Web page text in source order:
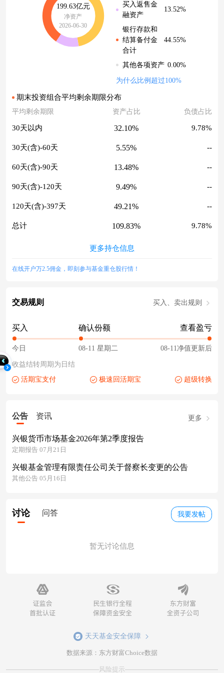
199.63亿元
净资产
2026-06-30
买入返售金
融资产
13.52%
银行存款和
结算备付金
合计
44.55%
其他各项资产 0.00%
为什么比例超过100%
期末投资组合平均剩余期限分布
平均剩余期限 资产占比 负债占比
30天以内 32.10% 9.78%
30天(含)-60天 5.55% --
60天(含)-90天 13.48% --
90天(含)-120天 9.49% --
120天(含)-397天 49.21% --
总计 109.83% 9.78%
更多持仓信息
在线开户万2.5佣金，即刻参与基金重仓股行情！
交易规则 买入、卖出规则
买入
今日
确认份额
08-11 星期二
查看盈亏
08-11净值更新后
收益结转周期为日结
活期宝支付
极速回活期宝 超级转换
公告 资讯 更多
兴银货币市场基金2026年第2季度报告
定期报告 07月21日
兴银基金管理有限责任公司关于督察长变更的公告
其他公告 05月16日
我要发帖
讨论 问答
暂无讨论信息
天天基金安全保障
数据来源：东方财富Choice数据
风险提示